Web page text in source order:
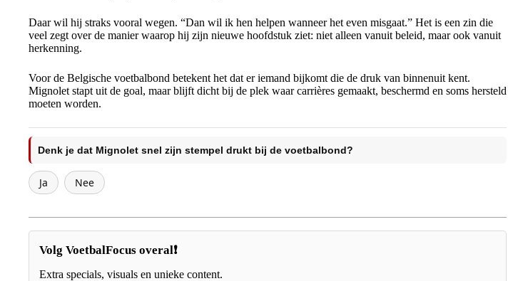
Daar wil hij straks vooral wegen. “Dan wil ik hen helpen wanneer het even misgaat.” Het is een zin die
veel zegt over de manier waarop hij zijn nieuwe hoofdstuk ziet: niet alleen vanuit beleid, maar ook vanuit
herkenning.
Voor de Belgische voetbalbond betekent het dat er iemand bijkomt die de druk van binnenuit kent.
Mignolet stapt uit de goal, maar blijft dicht bij de plek waar carrières gemaakt, beschermd en soms hersteld
moeten worden.
Denk je dat Mignolet snel zijn stempel drukt bij de voetbalbond?
Ja Nee
Volg VoetbalFocus overal❗
Extra specials, visuals en unieke content.